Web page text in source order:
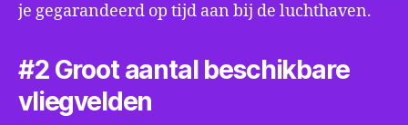
je gegarandeerd op tijd aan bij de luchthaven.
#2 Groot aantal beschikbare
vliegvelden